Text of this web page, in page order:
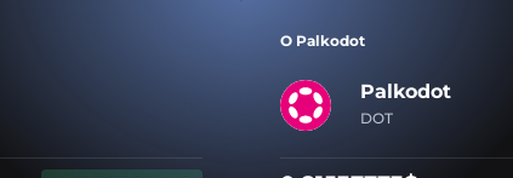
O Palkodot
Palkodot
DOT